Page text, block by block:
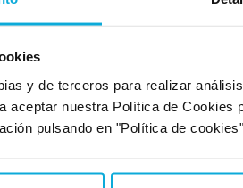
y de terceros para realizar
aceptar nuestra Política de
pulsando en "Política de
más?Han sido muy rápidos en
31/01/2024